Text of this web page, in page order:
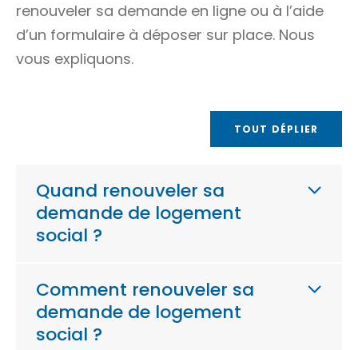
renouveler sa demande en ligne ou à l’aide
d’un formulaire à déposer sur place. Nous
vous expliquons.
TOUT DÉPLIER
Quand renouveler sa
demande de logement
social ?
Comment renouveler sa
demande de logement
social ?